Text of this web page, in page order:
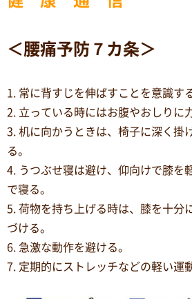
＜腰痛予防７カ条＞
1. 常に背すじを伸ばすことを意識す
2. 立っている時にはお腹やおしりに
3. 机に向かうときは、椅子に深く掛
る。
4. うつぶせ寝は避け、仰向けで膝を
で寝る。
5. 荷物を持ち上げる時は、膝を十分
づける。
6. 急激な動作を避ける。
7. 定期的にストレッチなどの軽い運